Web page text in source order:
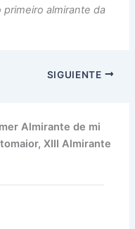
primeiro almirante da
SIGUIENTE
Almirante de mi
XIII Almirante